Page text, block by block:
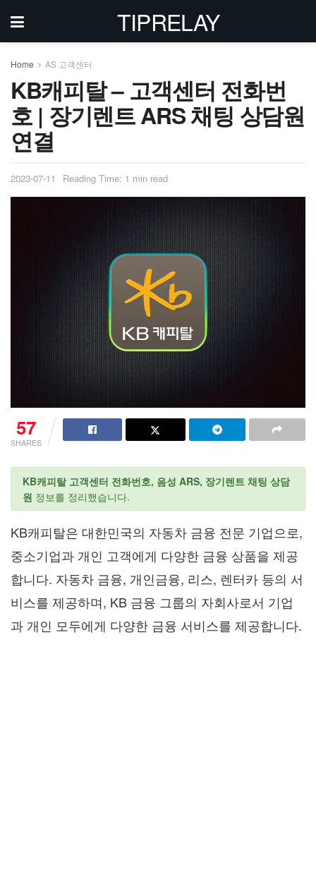
TIPRELAY
Home AS 고객센터
KB캐피탈 – 고객센터 전화번
호 | 장기렌트 ARS 채팅 상담원
연결
2023-07-11 Reading Time: 1 min read
57
SHARES
KB캐피탈 고객센터 전화번호, 음성 ARS, 장기렌트 채팅 상담
원 정보를 정리했습니다.
KB캐피탈은 대한민국의 자동차 금융 전문 기업으로,
중소기업과 개인 고객에게 다양한 금융 상품을 제공
합니다. 자동차 금융, 개인금융, 리스, 렌터카 등의 서
비스를 제공하며, KB 금융 그룹의 자회사로서 기업
과 개인 모두에게 다양한 금융 서비스를 제공합니다.